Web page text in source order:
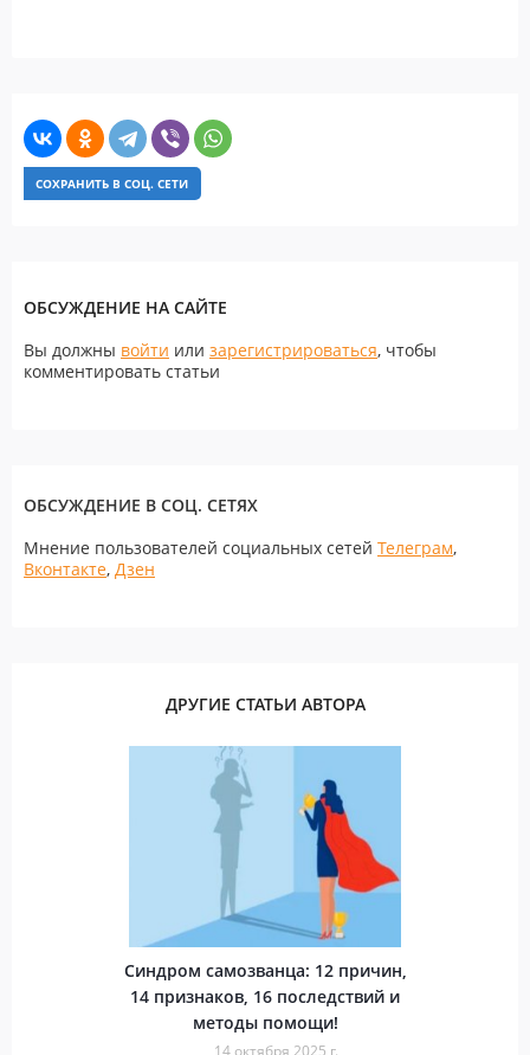
СОХРАНИТЬ В СОЦ. СЕТИ
ОБСУЖДЕНИЕ НА САЙТЕ
Вы должны войти или зарегистрироваться, чтобы
комментировать статьи
ОБСУЖДЕНИЕ В СОЦ. СЕТЯХ
Мнение пользователей социальных сетей Телеграм,
Вконтакте, Дзен
ДРУГИЕ СТАТЬИ АВТОРА
Синдром самозванца: 12 причин,
14 признаков, 16 последствий и
методы помощи!
14 октября 2025 г.